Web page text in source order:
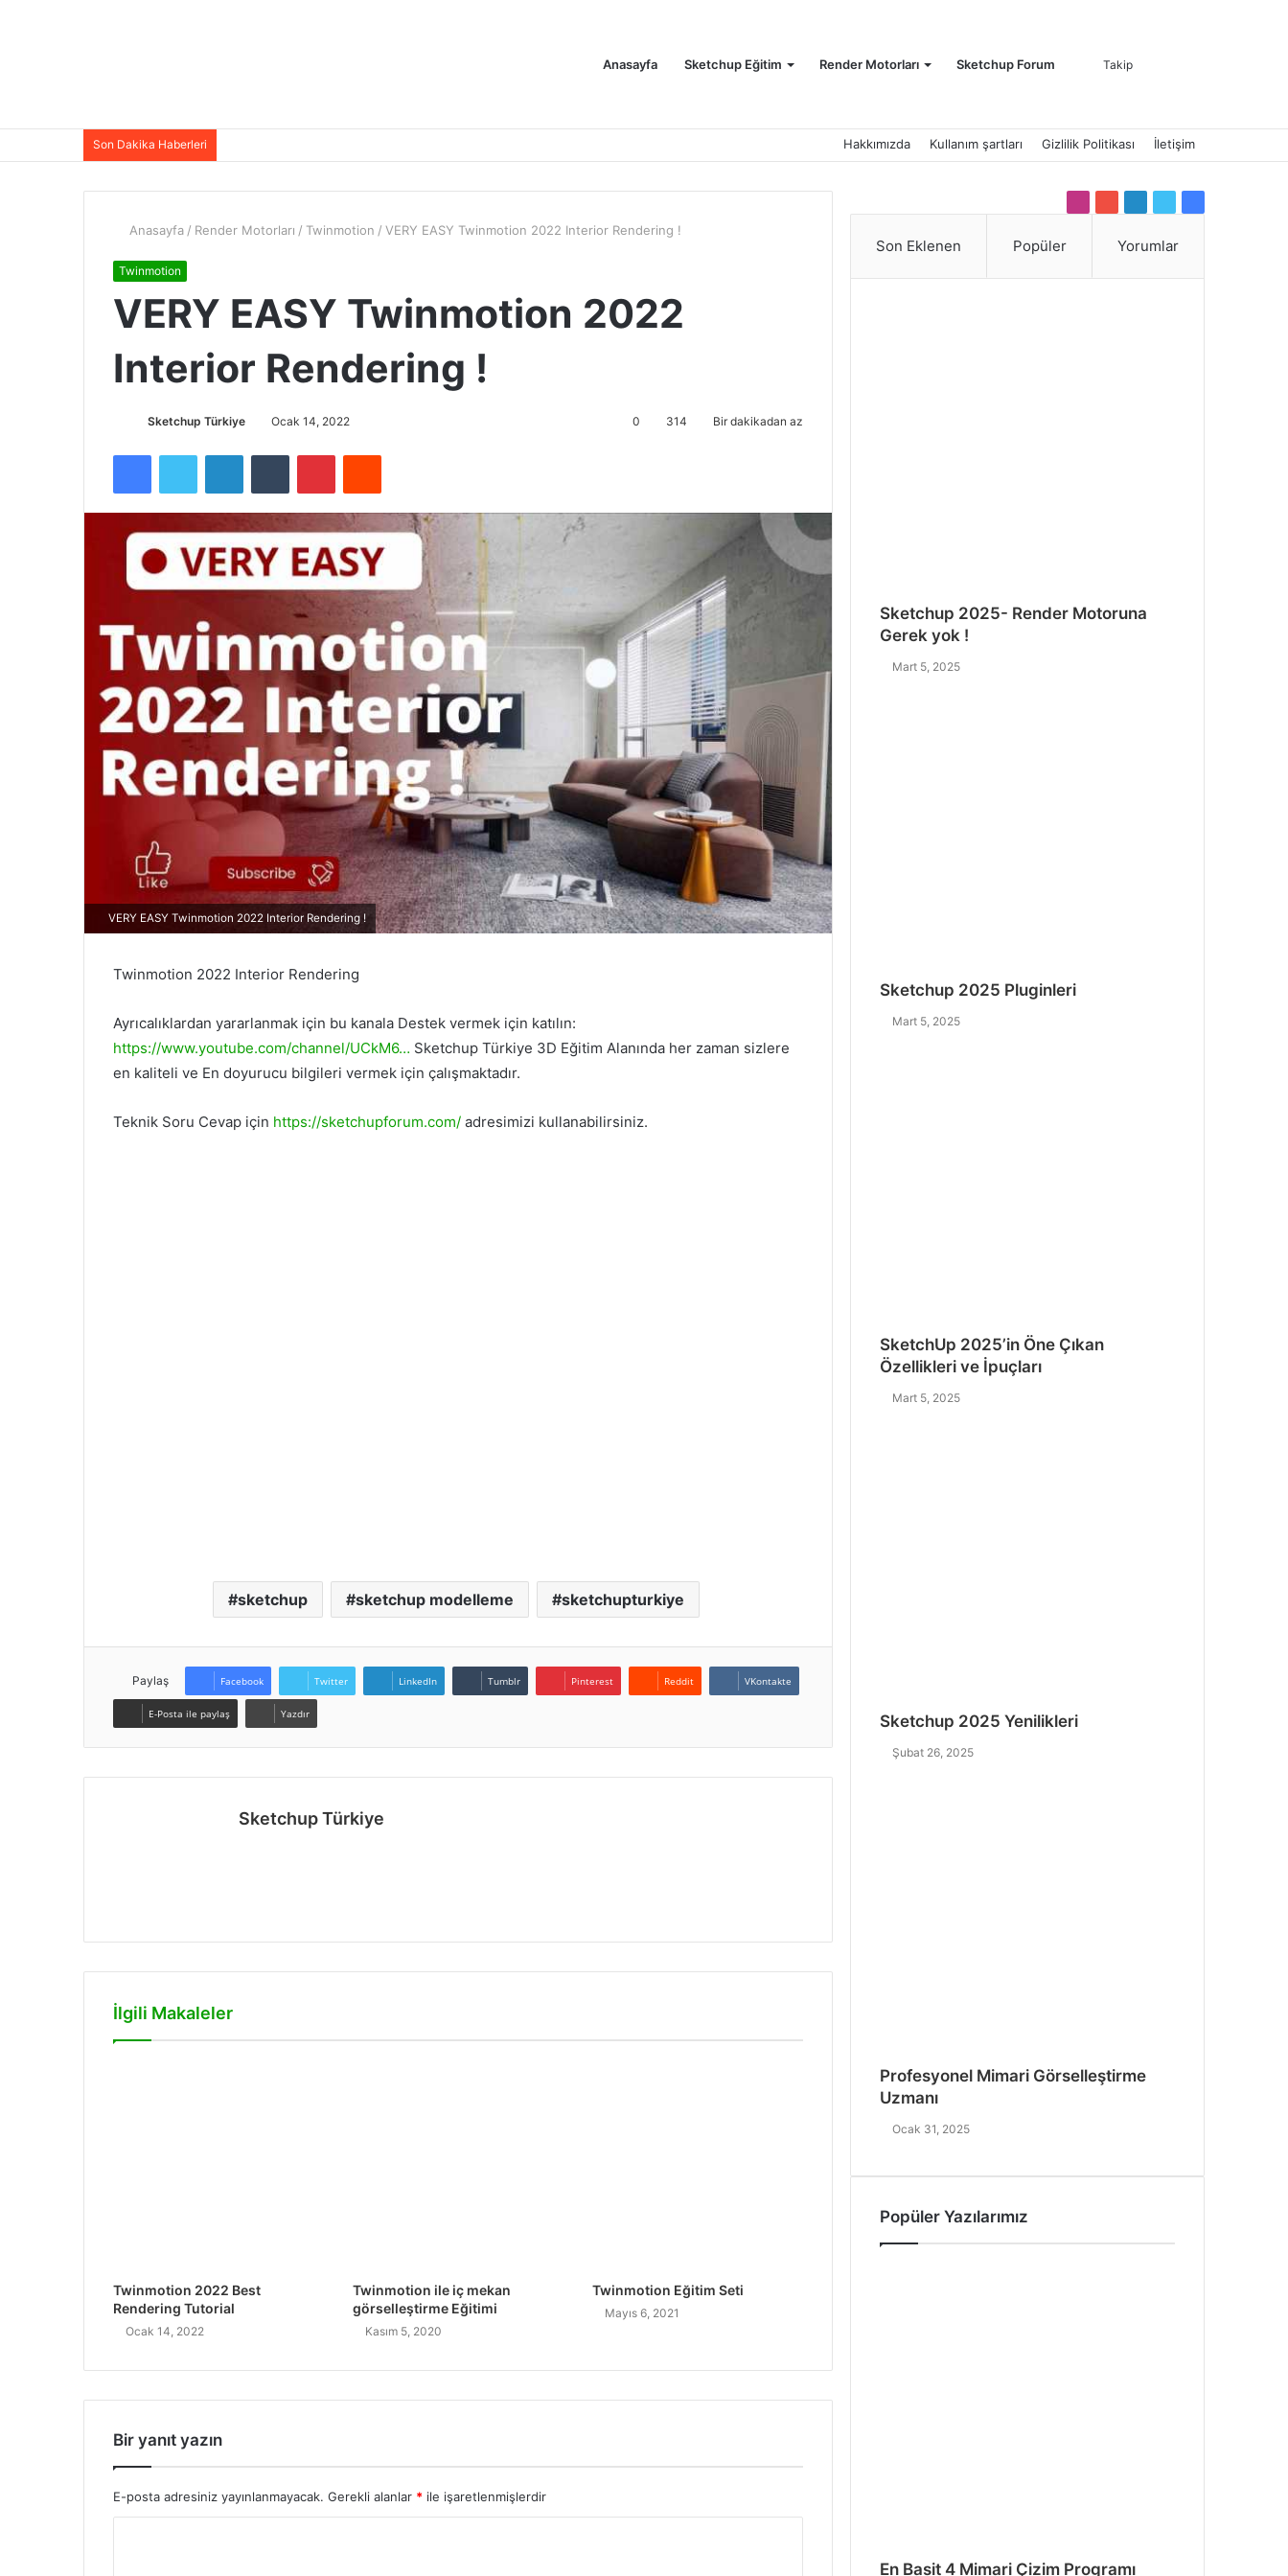
Anasayfa Sketchup Eğitim Render Motorları Sketchup Forum
yap
Ol
Takip
Son Dakika Haberleri Hakkımızda Kullanım şartları Gizlilik Politikası İletişim
Anasayfa / Render Motorları / Twinmotion / VERY EASY Twinmotion 2022 Interior Rendering !
Twinmotion
VERY EASY Twinmotion 2022
Interior Rendering !
Sketchup Türkiye Ocak 14, 2022 0 314 Bir dakikadan az
FacebookTwitter LinkedInTumblr PinterestReddit
VERY EASY Twinmotion 2022 Interior Rendering !
Twinmotion 2022 Interior Rendering
Ayrıcalıklardan yararlanmak için bu kanala Destek vermek için katılın:
https://www.youtube.com/channel/UCkM6… Sketchup Türkiye 3D Eğitim Alanında her zaman sizlere
en kaliteli ve En doyurucu bilgileri vermek için çalışmaktadır.
Teknik Soru Cevap için https://sketchupforum.com/ adresimizi kullanabilirsiniz.
sketchup sketchup modelleme sketchupturkiye
Paylaş Facebook Twitter LinkedIn Tumblr Pinterest Reddit VKontakte
E-Posta ile paylaş Yazdır
Sketchup Türkiye
İlgili Makaleler
Twinmotion 2022 Best
Rendering Tutorial
Ocak 14, 2022
Twinmotion ile iç mekan
görselleştirme Eğitimi
Kasım 5, 2020
Twinmotion Eğitim Seti
Mayıs 6, 2021
Bir yanıt yazın
E-posta adresiniz yayınlanmayacak. Gerekli alanlar * ile işaretlenmişlerdir
Son Eklenen Popüler Yorumlar
Sketchup 2025- Render Motoruna
Gerek yok !
Mart 5, 2025
Sketchup 2025 Pluginleri
Mart 5, 2025
SketchUp 2025’in Öne Çıkan
Özellikleri ve İpuçları
Mart 5, 2025
Sketchup 2025 Yenilikleri
Şubat 26, 2025
Profesyonel Mimari Görselleştirme
Uzmanı
Ocak 31, 2025
Popüler Yazılarımız
En Basit 4 Mimari Çizim Programı